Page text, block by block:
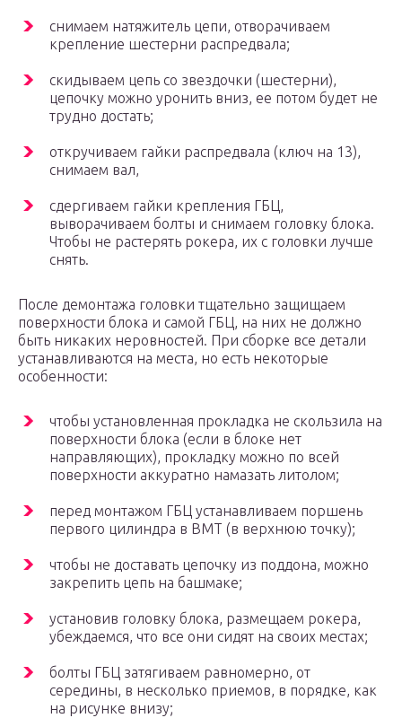
снимаем натяжитель цепи, отворачиваем
крепление шестерни распредвала;
скидываем цепь со звездочки (шестерни),
цепочку можно уронить вниз, ее потом будет не
трудно достать;
откручиваем гайки распредвала (ключ на 13),
снимаем вал,
сдергиваем гайки крепления ГБЦ,
выворачиваем болты и снимаем головку блока.
Чтобы не растерять рокера, их с головки лучше
снять.
После демонтажа головки тщательно защищаем
поверхности блока и самой ГБЦ, на них не должно
быть никаких неровностей. При сборке все детали
устанавливаются на места, но есть некоторые
особенности:
чтобы установленная прокладка не скользила на
поверхности блока (если в блоке нет
направляющих), прокладку можно по всей
поверхности аккуратно намазать литолом;
перед монтажом ГБЦ устанавливаем поршень
первого цилиндра в ВМТ (в верхнюю точку);
чтобы не доставать цепочку из поддона, можно
закрепить цепь на башмаке;
установив головку блока, размещаем рокера,
убеждаемся, что все они сидят на своих местах;
болты ГБЦ затягиваем равномерно, от
середины, в несколько приемов, в порядке, как
на рисунке внизу;